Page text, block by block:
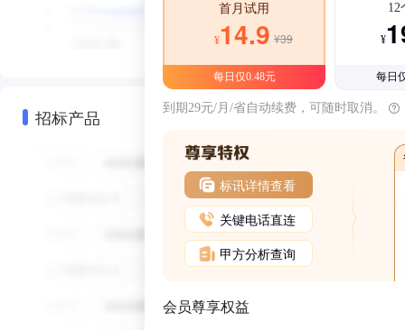
招标产品
首月试用
¥14.9 ¥39
每日仅0.48元
12
¥
每日
到期29元/月/省自动续费，可随时取消。
标讯详情查看
关键电话直连
甲方分析查询
会员尊享权益